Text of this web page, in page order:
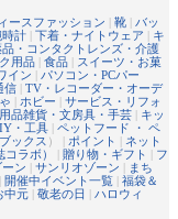
ースファッション | 靴 | バッ
時計 | 下着・ナイトウェア | キ
品・コンタクトレンズ・介護
用品 | 食品 | スイーツ・お菓
イン | パソコン・PCパー
信 | TV・レコーダー・オーデ
| ホビー | サービス・リフォ
品雑貨・文房具・手芸 | キッ
・工具 | ペットフード ・ ペ
ックス ） | ポイント | ネット
ラボ） | 贈り物・ギフト | フ
ン | サンリオゾーン | まち
| 開催中イベント一覧 | 福袋＆
中元 | 敬老の日 | ハロウィ